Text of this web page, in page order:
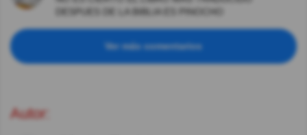
DESPUES DE LA BIBLIA ES PINOCHO
Ver más comentarios
Autor: